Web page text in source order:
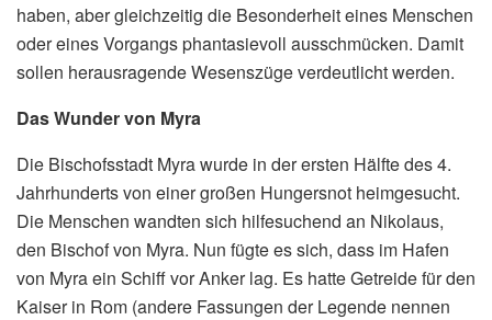
haben, aber gleichzeitig die Besonderheit eines Menschen
oder eines Vorgangs phantasievoll ausschmücken. Damit
sollen herausragende Wesenszüge verdeutlicht werden.
Das Wunder von Myra
Die Bischofsstadt Myra wurde in der ersten Hälfte des 4.
Jahrhunderts von einer großen Hungersnot heimgesucht.
Die Menschen wandten sich hilfesuchend an Nikolaus,
den Bischof von Myra. Nun fügte es sich, dass im Hafen
von Myra ein Schiff vor Anker lag. Es hatte Getreide für den
Kaiser in Rom (andere Fassungen der Legende nennen